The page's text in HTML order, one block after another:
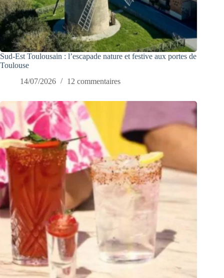
Sud-Est Toulousain : l’escapade nature et festive aux portes de
Toulouse
14/07/2026
12 commentaires